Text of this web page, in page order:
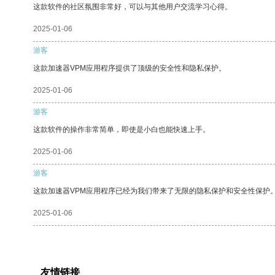
这款软件的社区氛围非常好，可以与其他用户交流学习心得。
2025-01-06
游客
这款加速器VPM应用程序提供了顶级的安全性和隐私保护。
2025-01-06
游客
这款软件的操作非常简单，即使是小白也能快速上手。
2025-01-06
游客
这款加速器VPM应用程序已经为我们带来了无限的隐私保护和安全性保护
2025-01-06
友情链接